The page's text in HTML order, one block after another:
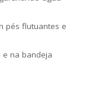
pés flutuantes e
e na bandeja